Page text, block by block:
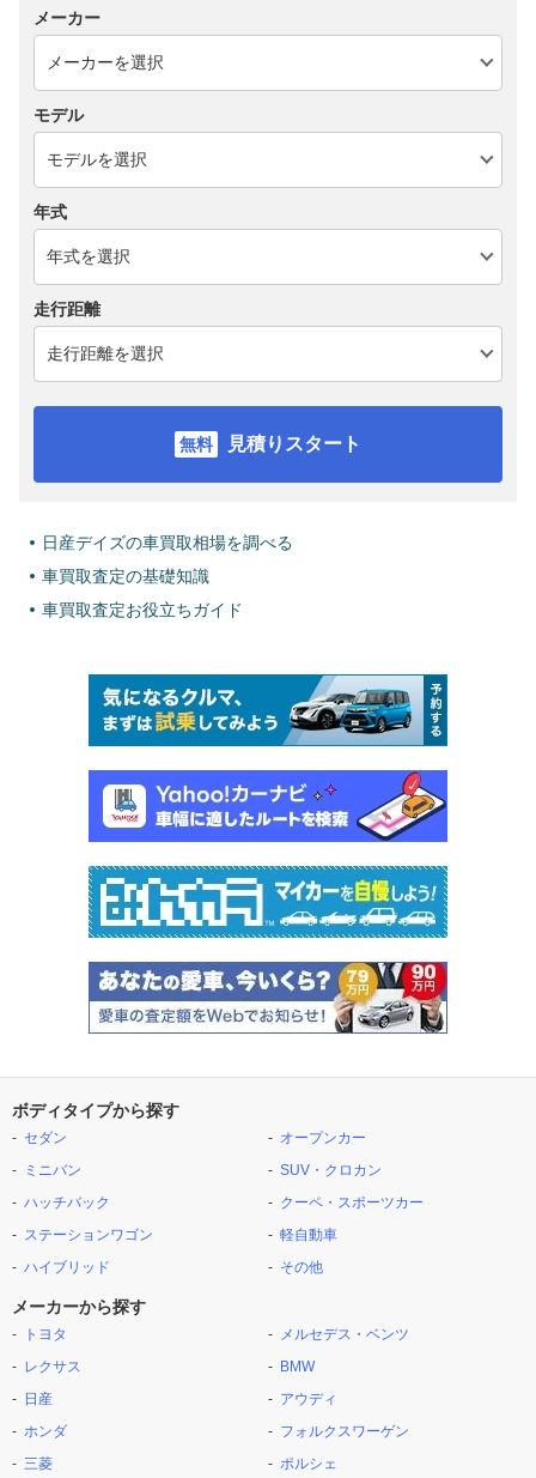
メーカー
モデル
年式
走行距離
見積りスタート
日産デイズの車買取相場を調べる
車買取査定の基礎知識
車買取査定お役立ちガイド
ボディタイプから探す
セダン
ミニバン
ハッチバック
ステーションワゴン
ハイブリッド
オープンカー
SUV・クロカン
クーペ・スポーツカー
軽自動車
その他
メーカーから探す
トヨタ
レクサス
日産
ホンダ
三菱
メルセデス・ベンツ
BMW
アウディ
フォルクスワーゲン
ポルシェ